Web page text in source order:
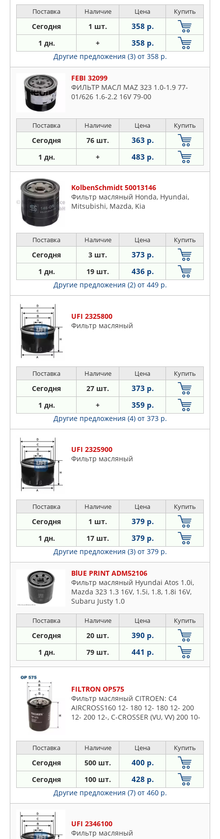
Поставка Наличие Цена Купить
Сегодня 1 шт. 358 р.
1 дн. + 358 р.
Другие предложения (3) от 358 р.
FEBI 32099
ФИЛЬТР МАСЛ MAZ 323 1.0-1.9 77-
01/626 1.6-2.2 16V 79-00
Поставка Наличие Цена Купить
Сегодня 76 шт. 363 р.
1 дн. + 483 р.
KolbenSchmidt 50013146
Фильтр масляный Honda, Hyundai,
Mitsubishi, Mazda, Kia
Поставка Наличие Цена Купить
Сегодня 3 шт. 373 р.
1 дн. 19 шт. 436 р.
Другие предложения (2) от 449 р.
UFI 2325800
Фильтр масляный
Поставка Наличие Цена Купить
Сегодня 27 шт. 373 р.
1 дн. + 359 р.
Другие предложения (4) от 373 р.
UFI 2325900
Фильтр масляный
Поставка Наличие Цена Купить
Сегодня 1 шт. 379 р.
1 дн. 17 шт. 379 р.
Другие предложения (3) от 379 р.
BlUE PRINT ADM52106
Фильтр масляный Hyundai Atos 1.0i,
Mazda 323 1.3 16V, 1.5i, 1.8, 1.8i 16V,
Subaru Justy 1.0
Поставка Наличие Цена Купить
Сегодня 20 шт. 390 р.
1 дн. 79 шт. 441 р.
FILTRON OP575
Фильтр масляный CITROEN: C4
AIRCROSS160 12- 180 12- 180 12- 200
12- 200 12-, C-CROSSER (VU, VV) 200 10-
Поставка Наличие Цена Купить
Сегодня 500 шт. 400 р.
Сегодня 100 шт. 428 р.
Другие предложения (7) от 460 р.
UFI 2346100
Фильтр масляный